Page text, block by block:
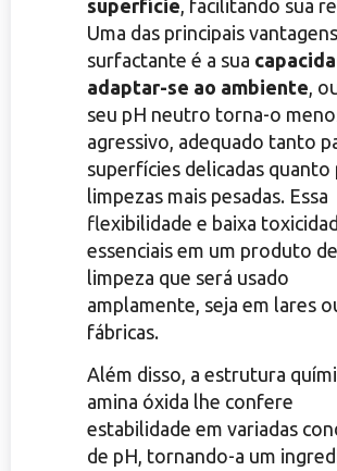
superfície , facilitando sua
Uma das principais
surfactante é a sua
adaptar-se ao ambiente ,
seu pH neutro torna-o
agressivo, adequado tanto
superfícies delicadas quanto
limpezas mais pesadas. Essa
flexibilidade e baixa
essenciais em um produto de
limpeza que será usado
amplamente, seja em lares
fábricas.
Além disso, a estrutura
amina óxida lhe confere
estabilidade em variadas
de pH, tornando-a um